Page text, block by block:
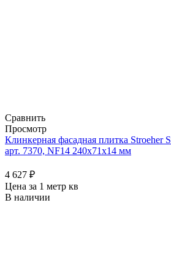
Сравнить
Просмотр
Клинкерная фасадная плитка Stroeher
арт. 7370, NF14 240x71x14 мм
4 627 ₽
Цена за 1 метр кв
В наличии